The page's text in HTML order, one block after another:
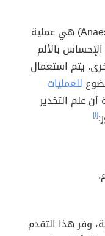
تخدير (بالإنجليزية: Anaesthesia/Anesthesia) هي عملية
بالألم
يتم استعمال
للعمليات
علم التخدير
[١]
وفر هذا التقدم